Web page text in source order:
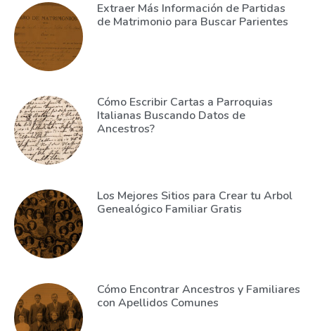
Extraer Más Información de Partidas
de Matrimonio para Buscar Parientes
Cómo Escribir Cartas a Parroquias
Italianas Buscando Datos de
Ancestros?
Los Mejores Sitios para Crear tu Arbol
Genealógico Familiar Gratis
Cómo Encontrar Ancestros y Familiares
con Apellidos Comunes